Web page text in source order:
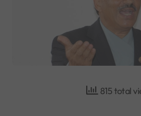
815 total